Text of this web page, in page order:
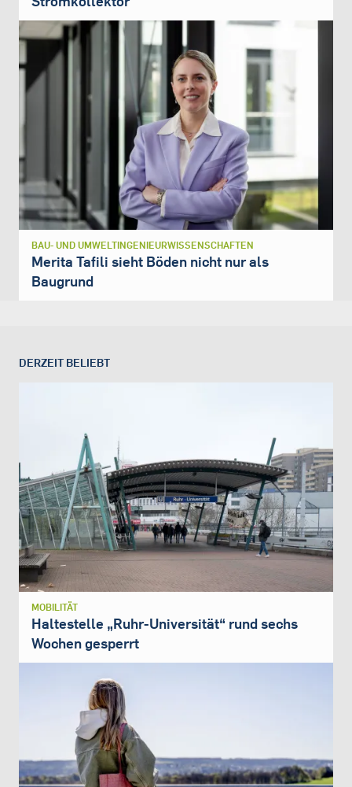
BAU- UND UMWELTINGENIEURWISSENSCHAFTEN
Merita Tafili sieht Böden nicht nur als
Baugrund
DERZEIT BELIEBT
MOBILITÄT
Haltestelle „Ruhr-Universität“ rund sechs
Wochen gesperrt